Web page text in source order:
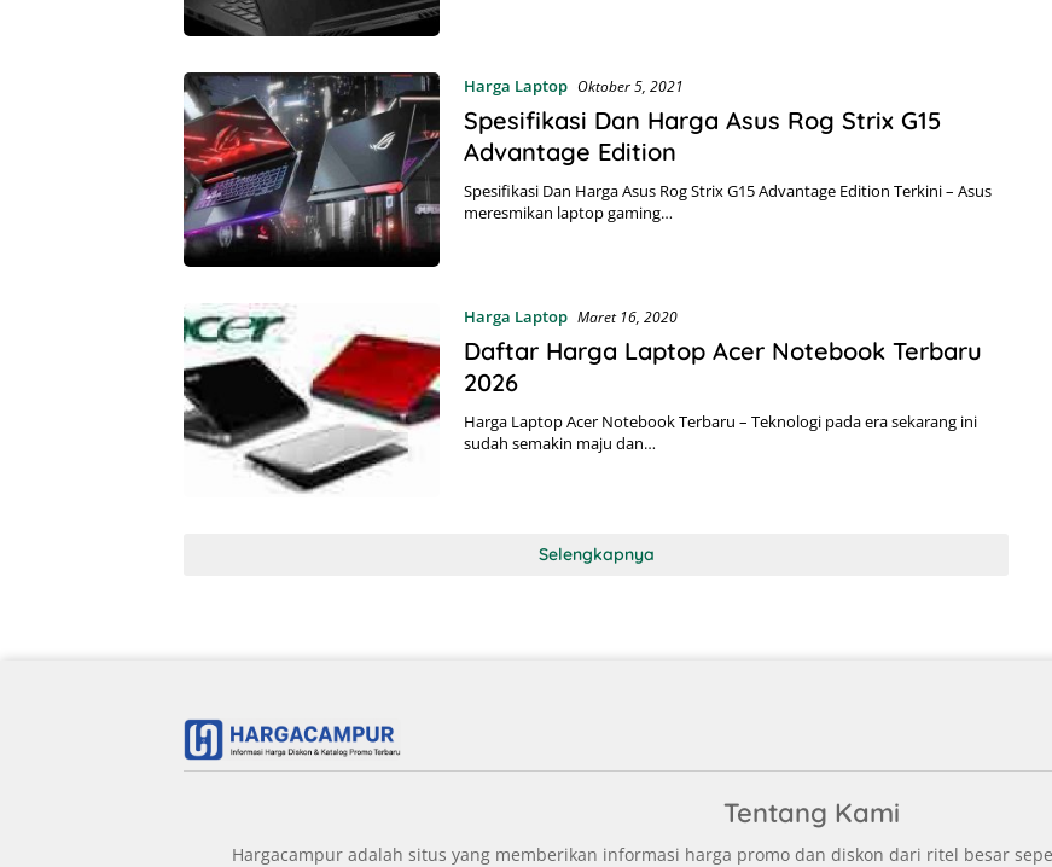
Harga Laptop Oktober 5, 2021
Spesifikasi Dan Harga Asus Rog Strix G15
Advantage Edition
Spesifikasi Dan Harga Asus Rog Strix G15 Advantage Edition Terkini – Asus
meresmikan laptop gaming…
Harga Laptop Maret 16, 2020
Daftar Harga Laptop Acer Notebook Terbaru
2026
Harga Laptop Acer Notebook Terbaru – Teknologi pada era sekarang ini
sudah semakin maju dan…
Selengkapnya
Tentang Kami
Hargacampur adalah situs yang memberikan informasi harga promo dan diskon dari ritel besar